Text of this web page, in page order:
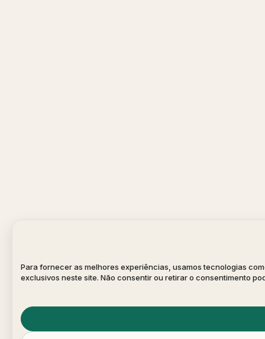
Para fornecer as melhores experiências, usamos tecnologias
exclusivos neste site. Não consentir ou retirar o consentimento